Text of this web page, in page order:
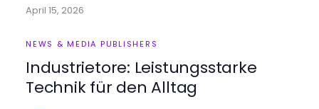
April 15, 2026
NEWS & MEDIA PUBLISHERS
Industrietore: Leistungsstarke
Technik für den Alltag